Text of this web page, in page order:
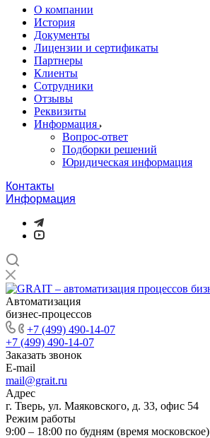
О компании
История
Документы
Лицензии и сертификаты
Партнеры
Клиенты
Сотрудники
Отзывы
Реквизиты
Информация
Вопрос-ответ
Подборки решений
Юридическая информация
Контакты
Информация
Автоматизация
бизнес-процессов
+7 (499) 490-14-07
+7 (499) 490-14-07
Заказать звонок
E-mail
mail@grait.ru
Адрес
г. Тверь, ул. Маяковского, д. 33, офис 54
Режим работы
9:00 – 18:00 по будням (время московское)